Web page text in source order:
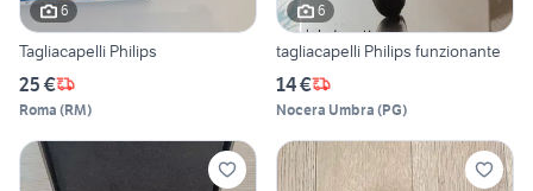
6
Tagliacapelli Philips
25 €
Roma (RM)
6
tagliacapelli Philips funzionante
14 €
Nocera Umbra (PG)